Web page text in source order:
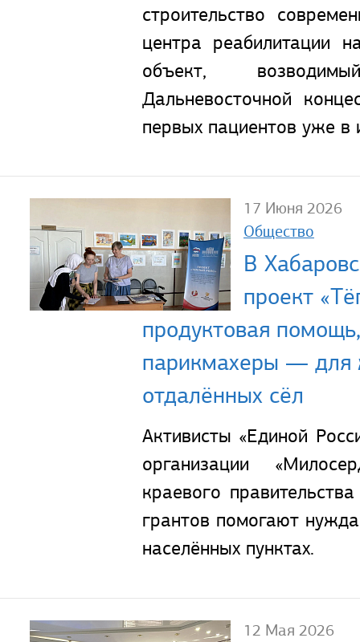
строительство
центра реабилитации
объект,
Дальневосточной
первых пациентов уже в
17 Июня 2026
Общество
В
проект
продуктовая
парикмахеры — для
отдалённых сёл
Активисты «Единой
организации
краевого
грантов помогают
населённых пунктах.
12 Мая 2026